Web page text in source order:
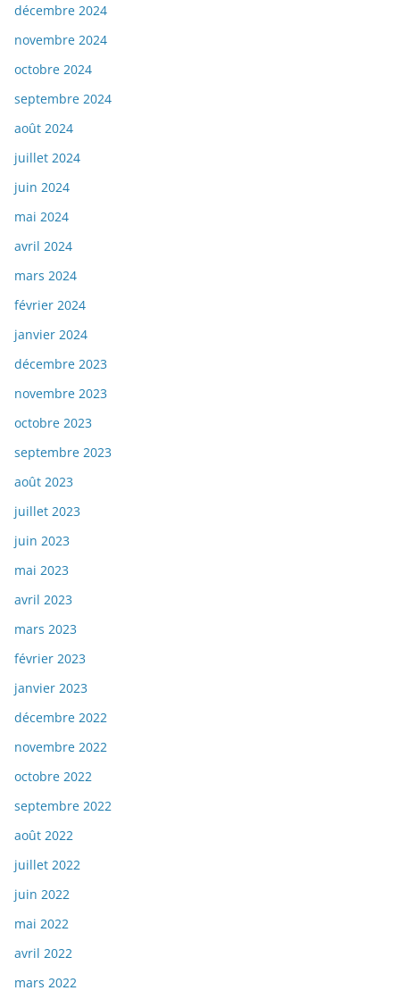
décembre 2024
novembre 2024
octobre 2024
septembre 2024
août 2024
juillet 2024
juin 2024
mai 2024
avril 2024
mars 2024
février 2024
janvier 2024
décembre 2023
novembre 2023
octobre 2023
septembre 2023
août 2023
juillet 2023
juin 2023
mai 2023
avril 2023
mars 2023
février 2023
janvier 2023
décembre 2022
novembre 2022
octobre 2022
septembre 2022
août 2022
juillet 2022
juin 2022
mai 2022
avril 2022
mars 2022